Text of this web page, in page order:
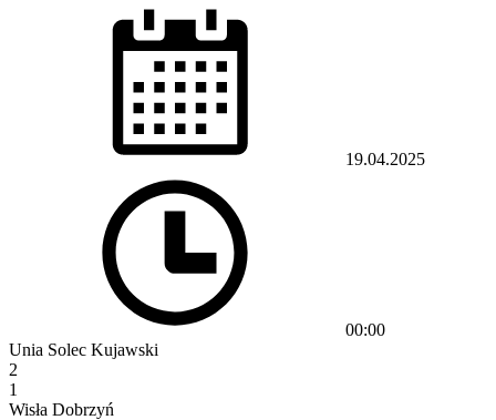
19.04.2025
00:00
Unia Solec Kujawski
2
1
Wisła Dobrzyń